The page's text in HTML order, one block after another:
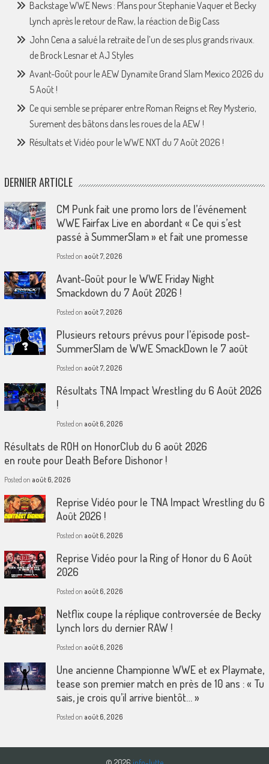
Backstage WWE News : Plans pour Stephanie Vaquer et Becky
Lynch après le retour de Raw, la réaction de Big Cass
John Cena a salué la retraite de l’un de ses plus grands rivaux.
de Brock Lesnar et AJ Styles
Avant-Goût pour le AEW Dynamite Grand Slam Mexico 2026 du
5 Août !
Ce qui semble se préparer entre Roman Reigns et Rey Mysterio,
Surement des bâtons dans les roues de la AEW !
Résultats et Vidéo pour le WWE NXT du 7 Août 2026 !
DERNIER ARTICLE
CM Punk fait une promo lors de l’événement
WWE Fairfax Live en abordant « Ce qui s’est
passé à SummerSlam » et fait une promesse
Posted on août 7, 2026
Avant-Goût pour le WWE Friday Night
Smackdown du 7 Août 2026 !
Posted on août 7, 2026
Plusieurs retours prévus pour l’épisode post-
SummerSlam de WWE SmackDown le 7 août
Posted on août 7, 2026
Résultats TNA Impact Wrestling du 6 Août 2026
!
Posted on août 6, 2026
Résultats de ROH on HonorClub du 6 août 2026
en route pour Death Before Dishonor !
Posted on août 6, 2026
Reprise Vidéo pour le TNA Impact Wrestling du 6
Août 2026 !
Posted on août 6, 2026
Reprise Vidéo pour la Ring of Honor du 6 Août
2026
Posted on août 6, 2026
Netflix coupe la réplique controversée de Becky
Lynch lors du dernier RAW !
Posted on août 6, 2026
Une ancienne Championne WWE et ex Playmate,
tease son premier match en près de 10 ans : « Tu
sais, je crois qu’il arrive bientôt… »
Posted on août 6, 2026